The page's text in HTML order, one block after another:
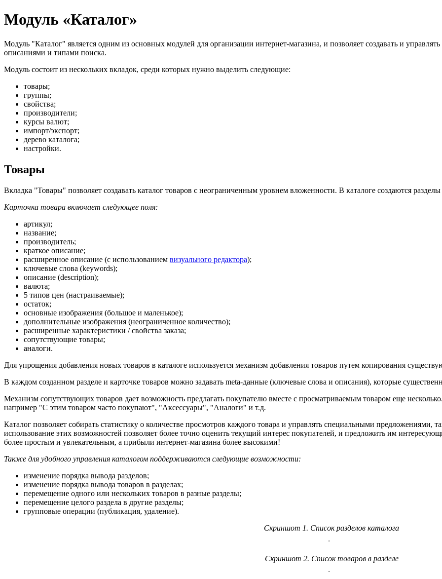
Модуль «Каталог»
Модуль "Каталог" является одним из основных модулей для организации интернет-магазина, и позволяет создавать и
описаниями и типами поиска.
Модуль состоит из нескольких вкладок, среди которых нужно выделить следующие:
товары;
группы;
свойства;
производители;
курсы валют;
импорт/экспорт;
дерево каталога;
настройки.
Товары
Вкладка "Товары" позволяет создавать каталог товаров с неограниченным уровнем вложенности. В каталоге создаются
Карточка товара включает следующее поля:
артикул;
название;
производитель;
краткое описание;
расширенное описание (с использованием визуального редактора);
ключевые слова (keywords);
описание (description);
валюта;
5 типов цен (настраиваемые);
остаток;
основные изображения (большое и маленькое);
дополнительные изображения (неограниченное количество);
расширенные характеристики / свойства заказа;
сопутствующие товары;
аналоги.
Для упрощения добавления новых товаров в каталоге используется механизм добавления товаров путем копирования
В каждом созданном разделе и карточке товаров можно задавать meta-данные (ключевые слова и описания), которые
Механизм сопутствующих товаров дает возможность предлагать покупателю вместе с просматриваемым товаром еще
например "С этим товаром часто покупают", "Аксессуары", "Аналоги" и т.д.
Каталог позволяет собирать статистику о количестве просмотров каждого товара и управлять специальными
использование этих возможностей позволяет более точно оценить текущий интерес покупателей, и предложить им
более простым и увлекательным, а прибыли интернет-магазина более высокими!
Также для удобного управления каталогом поддерживаются следующие возможности:
изменение порядка вывода разделов;
изменение порядка вывода товаров в разделах;
перемещение одного или нескольких товаров в разные разделы;
перемещение целого раздела в другие разделы;
групповые операции (публикация, удаление).
Скриншот 1. Список разделов каталога
Скриншот 2. Список товаров в разделе